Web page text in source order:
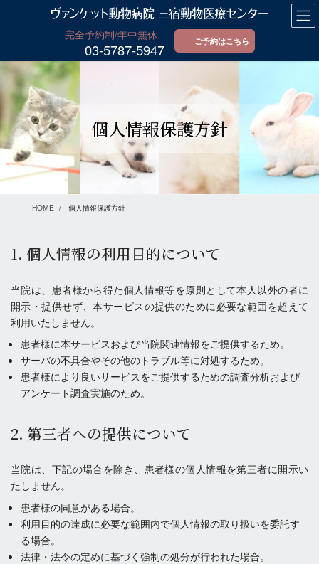
ツ
に
シ
ョ
移
03-5787-5947
ご予約はこちら
個人情報保護方針
HOME 個人情報保護方針
1. 個人情報の利用目的について
当院は、患者様から得た個人情報等を原則として本人以外の者に
開示・提供せず、本サービスの提供のために必要な範囲を超えて
利用いたしません。
患者様に本サービスおよび当院関連情報をご提供するため。
サーバの不具合やその他のトラブル等に対処するため。
患者様により良いサービスをご提供するための調査分析および
アンケート調査実施のため。
2. 第三者への提供について
当院は、下記の場合を除き、患者様の個人情報を第三者に開示い
たしません。
患者様の同意がある場合。
利用目的の達成に必要な範囲内で個人情報の取り扱いを委託す
る場合。
法律・法令の定めに基づく強制の処分が行われた場合。